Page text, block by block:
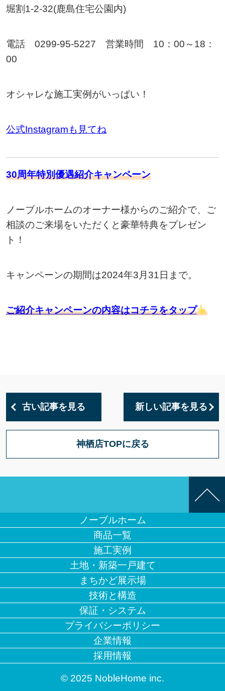
堀割1-2-32(鹿島住宅公園内)
電話 0299-95-5227 営業時間 10：00～18：
00
オシャレな施工実例がいっぱい！
公式Instagramも見てね
30周年特別優遇紹介キャンペーン
ノーブルホームのオーナー様からのご紹介で、ご
相談のご来場をいただくと豪華特典をプレゼン
ト！
キャンペーンの期間は2024年3月31日まで。
ご紹介キャンペーンの内容はコチラをタップ
古い記事を見る 新しい記事を見る
神栖店TOPに戻る
ノーブルホーム
商品一覧
施工実例
土地・新築一戸建て
まちかど展示場
技術と構造
保証・システム
プライバシーポリシー
企業情報
採用情報
© 2025 NobleHome inc.